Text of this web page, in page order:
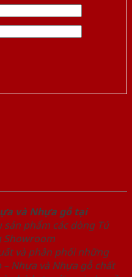
và Nhựa gỗ tại
phẩm các dòng Tủ
Showroom
và phân phối những
Nhựa và Nhựa gỗ chất